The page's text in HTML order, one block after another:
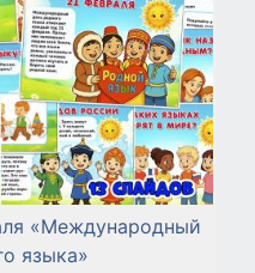
«Международный
языка»